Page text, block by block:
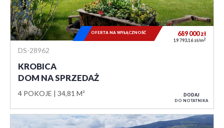
DS-28962
KROBICA
DOM NA SPRZEDAŻ
4 POKOJE 34,81 M²
689 000zł
19 793,16 zł/m2
OFERTA NA WYŁĄCZNOŚĆ
DODAJ
DO NOTATNIKA